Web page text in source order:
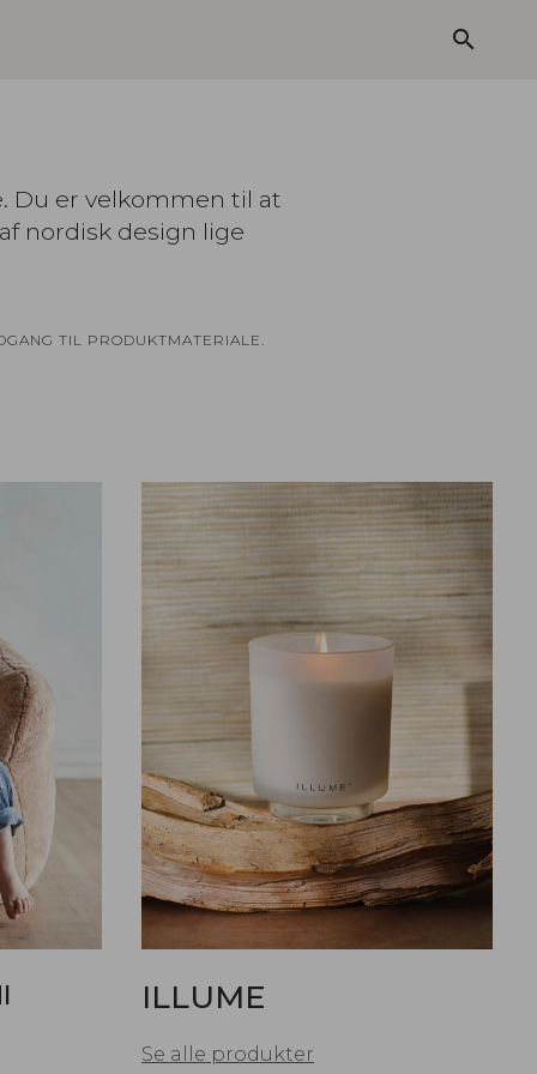
search
Du er velkommen til at
nordisk design lige
TIL PRODUKTMATERIALE.
ILLUME
Se alle produkter